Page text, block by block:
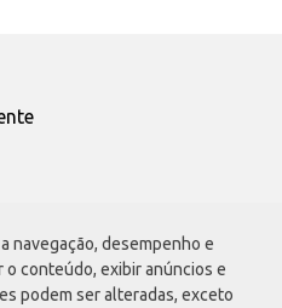
navegação, desempenho e
conteúdo, exibir anúncios e
podem ser alteradas, exceto
S.A.
Vila Maria, São Paulo - SP | CEP
75.315.333/0001-09